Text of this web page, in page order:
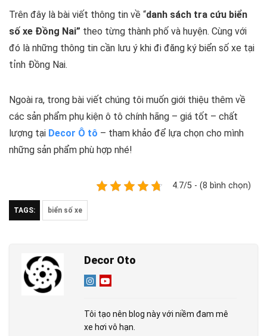
Trên đây là bài viết thông tin về “danh sách tra cứu biển
số xe Đồng Nai” theo từng thành phố và huyện. Cùng với
đó là những thông tin cần lưu ý khi đi đăng ký biển số xe tại
tỉnh Đồng Nai.
Ngoài ra, trong bài viết chúng tôi muốn giới thiệu thêm về
các sản phẩm phụ kiện ô tô chính hãng – giá tốt – chất
lượng tại Decor Ô tô – tham khảo để lựa chọn cho mình
những sản phẩm phù hợp nhé!
4.7/5 - (8 bình chọn)
TAGS: biển số xe
Decor Oto
Tôi tạo nên blog này với niềm đam mê
xe hơi vô hạn.